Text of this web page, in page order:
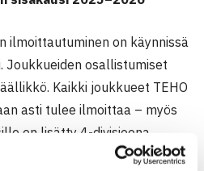
ilmoittautuminen on käynnissä
Joukkueiden osallistumiset
Kaikki joukkueet TEHO
asti tulee ilmoittaa – myös
on lisätty 4-divisioona
ja tasaamaan tasoeroja.